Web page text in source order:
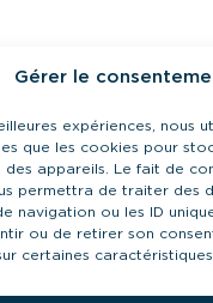
Gérer le
expériences, nous
que les cookies pour
des appareils. Le fait de
permettra de traiter des
navigation ou les ID
ou de retirer son
certaines